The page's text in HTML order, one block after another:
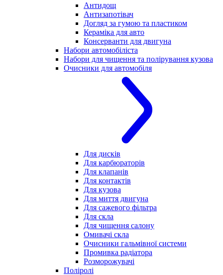
Антидощ
Антизапотівач
Догляд за гумою та пластиком
Кераміка для авто
Консерванти для двигуна
Набори автомобіліста
Набори для чищення та полірування кузова
Очисники для автомобіля
Для дисків
Для карбюраторів
Для клапанів
Для контактів
Для кузова
Для миття двигуна
Для сажевого фільтра
Для скла
Для чищення салону
Омивачі скла
Очисники гальмівної системи
Промивка радіатора
Розморожувачі
Поліролі